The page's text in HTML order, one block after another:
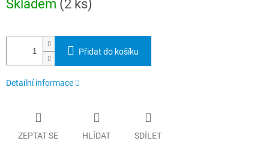
cena:
Skladem (2 ks)
Přidat do košíku
Detailní informace
ZEPTAT SE HLÍDAT SDÍLET